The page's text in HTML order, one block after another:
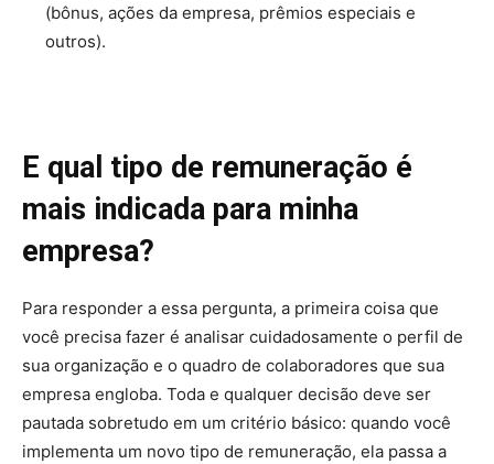
(bônus, ações da empresa, prêmios especiais e
outros).
E qual tipo de remuneração é
mais indicada para minha
empresa?
Para responder a essa pergunta, a primeira coisa que
você precisa fazer é analisar cuidadosamente o perfil de
sua organização e o quadro de colaboradores que sua
empresa engloba. Toda e qualquer decisão deve ser
pautada sobretudo em um critério básico: quando você
implementa um novo tipo de remuneração, ela passa a